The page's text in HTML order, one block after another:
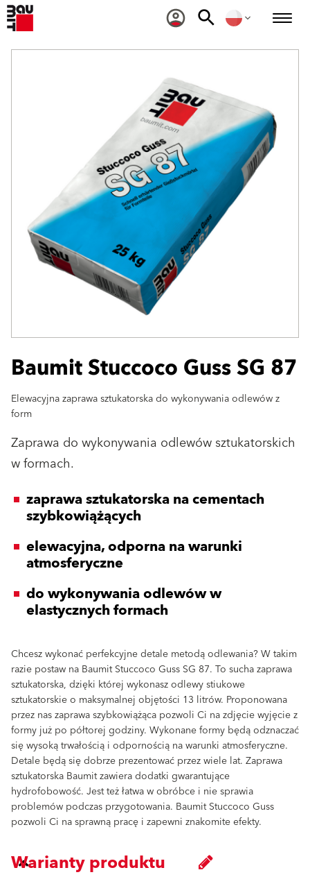
Baumit Stuccoco Guss SG 87
Elewacyjna zaprawa sztukatorska do wykonywania odlewów z
form
Zaprawa do wykonywania odlewów sztukatorskich
w formach.
zaprawa sztukatorska na cementach
szybkowiążących
elewacyjna, odporna na warunki
atmosferyczne
do wykonywania odlewów w
elastycznych formach
Chcesz wykonać perfekcyjne detale metodą odlewania? W takim
razie postaw na Baumit Stuccoco Guss SG 87. To sucha zaprawa
sztukatorska, dzięki której wykonasz odlewy stiukowe
sztukatorskie o maksymalnej objętości 13 litrów. Proponowana
przez nas zaprawa szybkowiążąca pozwoli Ci na zdjęcie wyjęcie z
formy już po półtorej godziny. Wykonane formy będą odznaczać
się wysoką trwałością i odpornością na warunki atmosferyczne.
Detale będą się dobrze prezentować przez wiele lat. Zaprawa
sztukatorska Baumit zawiera dodatki gwarantujące
hydrofobowość. Jest też łatwa w obróbce i nie sprawia
problemów podczas przygotowania. Baumit Stuccoco Guss
pozwoli Ci na sprawną pracę i zapewni znakomite efekty.
Warianty produktu